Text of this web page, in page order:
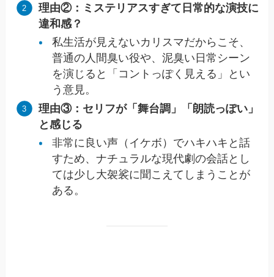
理由②：ミステリアスすぎて日常的な演技に
違和感？
私生活が見えないカリスマだからこそ、
普通の人間臭い役や、泥臭い日常シーン
を演じると「コントっぽく見える」とい
う意見。
理由③：セリフが「舞台調」「朗読っぽい」
と感じる
非常に良い声（イケボ）でハキハキと話
すため、ナチュラルな現代劇の会話とし
ては少し大袈裟に聞こえてしまうことが
ある。